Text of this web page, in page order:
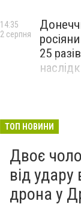
25
14:35
2 серпня
ТОП НОВИНИ
Двоє
від
дрона у